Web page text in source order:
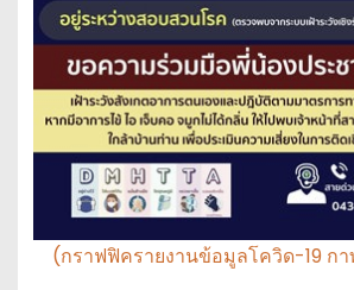
(กราฟฟิครายงานข้อมูลโควิด-19 ก